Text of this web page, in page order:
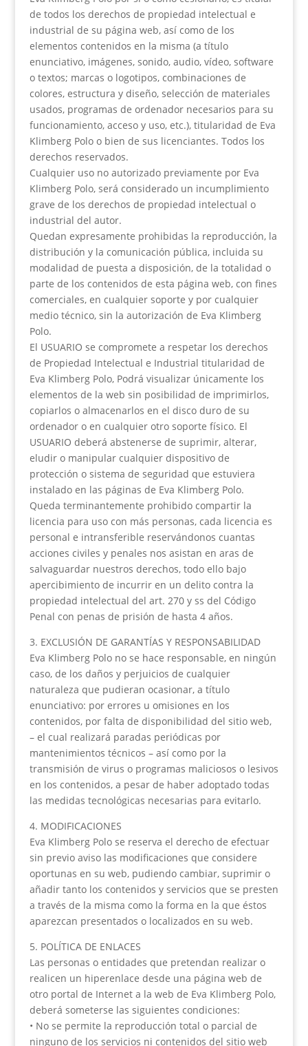
de todos los derechos de propiedad intelectual e
industrial de su página web, así como de los
elementos contenidos en la misma (a título
enunciativo, imágenes, sonido, audio, vídeo, software
o textos; marcas o logotipos, combinaciones de
colores, estructura y diseño, selección de materiales
usados, programas de ordenador necesarios para su
funcionamiento, acceso y uso, etc.), titularidad de Eva
Klimberg Polo o bien de sus licenciantes. Todos los
derechos reservados.
Cualquier uso no autorizado previamente por Eva
Klimberg Polo, será considerado un incumplimiento
grave de los derechos de propiedad intelectual o
industrial del autor.
Quedan expresamente prohibidas la reproducción, la
distribución y la comunicación pública, incluida su
modalidad de puesta a disposición, de la totalidad o
parte de los contenidos de esta página web, con fines
comerciales, en cualquier soporte y por cualquier
medio técnico, sin la autorización de Eva Klimberg
Polo.
El USUARIO se compromete a respetar los derechos
de Propiedad Intelectual e Industrial titularidad de
Eva Klimberg Polo, Podrá visualizar únicamente los
elementos de la web sin posibilidad de imprimirlos,
copiarlos o almacenarlos en el disco duro de su
ordenador o en cualquier otro soporte físico. El
USUARIO deberá abstenerse de suprimir, alterar,
eludir o manipular cualquier dispositivo de
protección o sistema de seguridad que estuviera
instalado en las páginas de Eva Klimberg Polo.
Queda terminantemente prohibido compartir la
licencia para uso con más personas, cada licencia es
personal e intransferible reservándonos cuantas
acciones civiles y penales nos asistan en aras de
salvaguardar nuestros derechos, todo ello bajo
apercibimiento de incurrir en un delito contra la
propiedad intelectual del art. 270 y ss del Código
Penal con penas de prisión de hasta 4 años.
3. EXCLUSIÓN DE GARANTÍAS Y RESPONSABILIDAD
Eva Klimberg Polo no se hace responsable, en ningún
caso, de los daños y perjuicios de cualquier
naturaleza que pudieran ocasionar, a título
enunciativo: por errores u omisiones en los
contenidos, por falta de disponibilidad del sitio web,
– el cual realizará paradas periódicas por
mantenimientos técnicos – así como por la
transmisión de virus o programas maliciosos o lesivos
en los contenidos, a pesar de haber adoptado todas
las medidas tecnológicas necesarias para evitarlo.
4. MODIFICACIONES
Eva Klimberg Polo se reserva el derecho de efectuar
sin previo aviso las modificaciones que considere
oportunas en su web, pudiendo cambiar, suprimir o
añadir tanto los contenidos y servicios que se presten
a través de la misma como la forma en la que éstos
aparezcan presentados o localizados en su web.
5. POLÍTICA DE ENLACES
Las personas o entidades que pretendan realizar o
realicen un hiperenlace desde una página web de
otro portal de Internet a la web de Eva Klimberg Polo,
deberá someterse las siguientes condiciones:
• No se permite la reproducción total o parcial de
ninguno de los servicios ni contenidos del sitio web